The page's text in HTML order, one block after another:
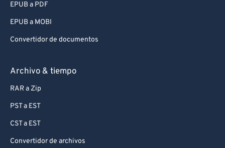
EPUB a PDF
EPUB a MOBI
Convertidor de documentos
Archivo & tiempo
RAR a Zip
PST a EST
CST a EST
Convertidor de archivos